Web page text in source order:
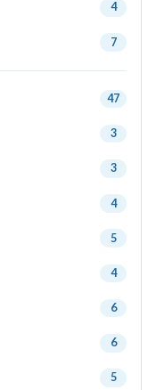
4
7
47
3
3
4
5
4
6
6
5